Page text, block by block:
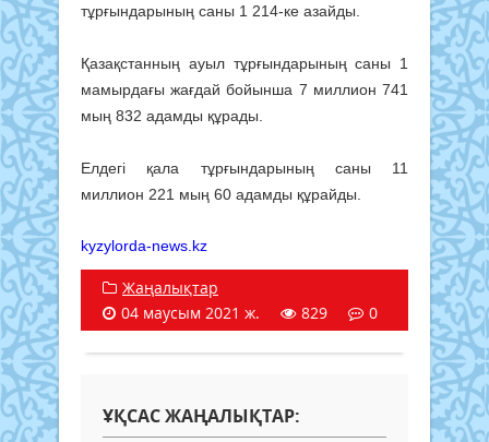
тұрғындарының саны 1 214-ке азайды.
Қазақстанның ауыл тұрғындарының саны 1
мамырдағы жағдай бойынша 7 миллион 741
мың 832 адамды құрады.
Елдегі қала тұрғындарының саны 11
миллион 221 мың 60 адамды құрайды.
kyzylorda-news.kz
Жаңалықтар
04 маусым 2021 ж.
829 0
ҰҚСАС ЖАҢАЛЫҚТАР: